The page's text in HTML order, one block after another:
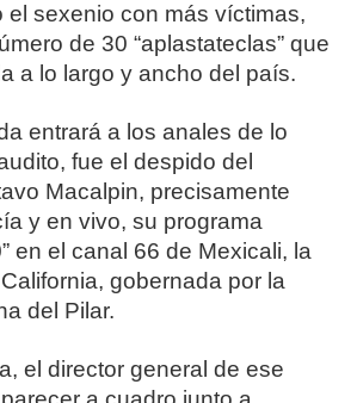
el sexenio con más víctimas,
de 30 “aplastateclas” que
a lo largo y ancho del país.
entrará a los anales de lo
fue el despido del
Macalpin, precisamente
y en vivo, su programa
en el canal 66 de Mexicali, la
gobernada por la
del Pilar.
el director general de ese